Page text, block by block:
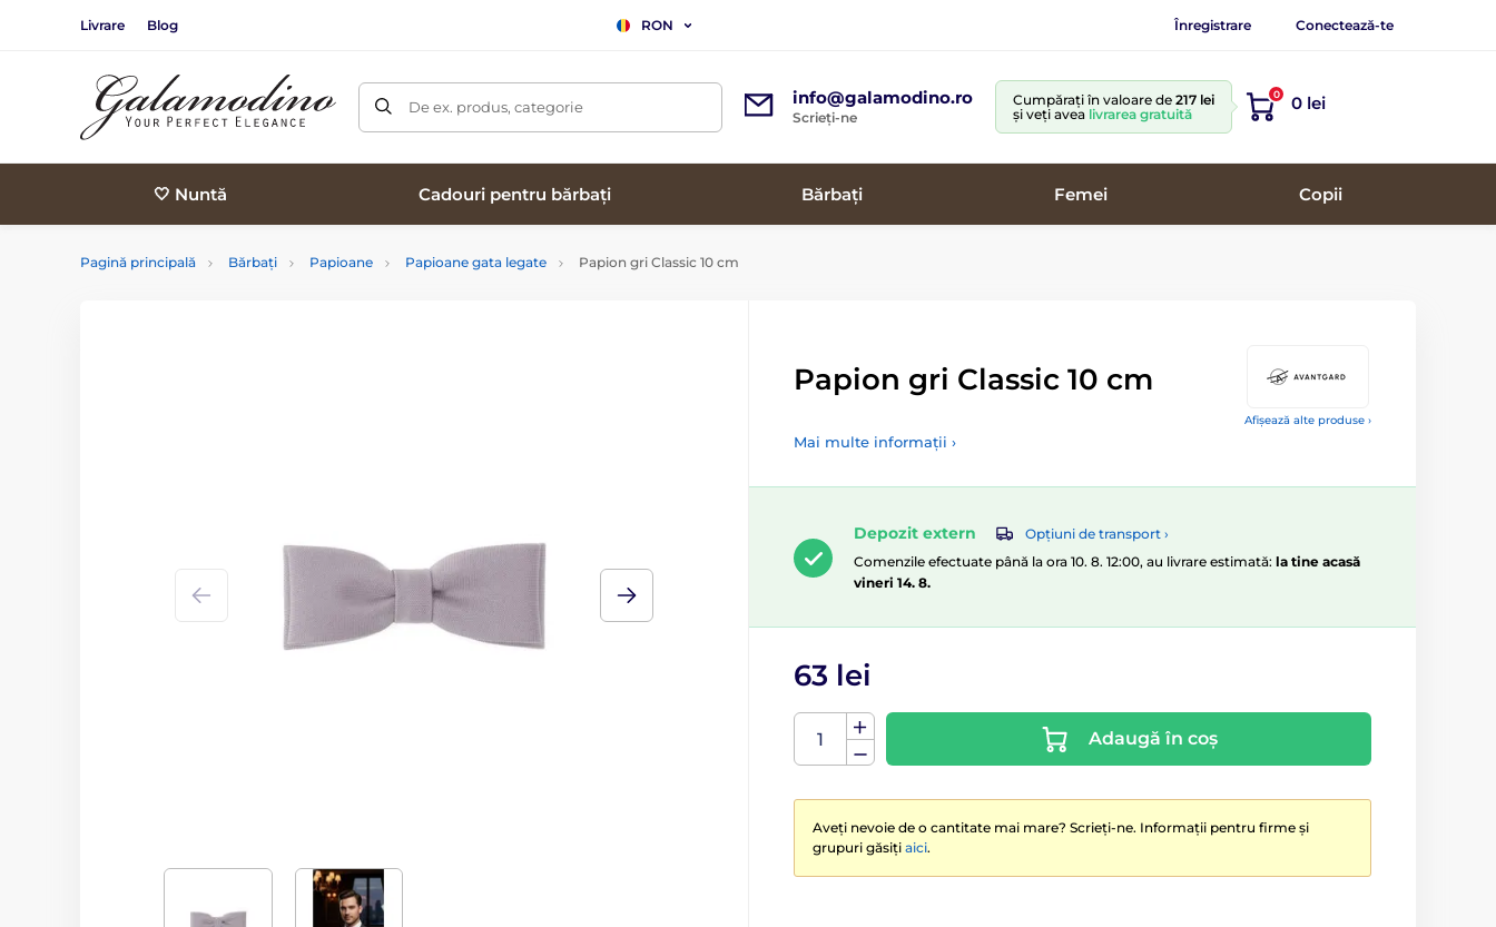
Livrare Blog RON Înregistrare Conectează-te
De ex. produs, categorie info@galamodino.ro
Scrieți-ne
Cumpărați în valoare de 217 lei
și veți avea livrarea gratuită
0 0 lei
🤍 Nuntă Cadouri pentru bărbați Bărbați Femei Copii
Pagină principală Bărbați Papioane Papioane gata legate Papion gri Classic 10 cm
Afișează alte produse ›
Papion gri Classic 10 cm
Mai multe informații ›
Depozit extern
Opțiuni de transport ›
Comenzile efectuate până la ora 10. 8. 12:00, au livrare estimată: la tine acasă
vineri 14. 8.
63 lei
Adaugă în coș
Aveți nevoie de o cantitate mai mare? Scrieți-ne. Informații pentru firme și
grupuri găsiți aici.